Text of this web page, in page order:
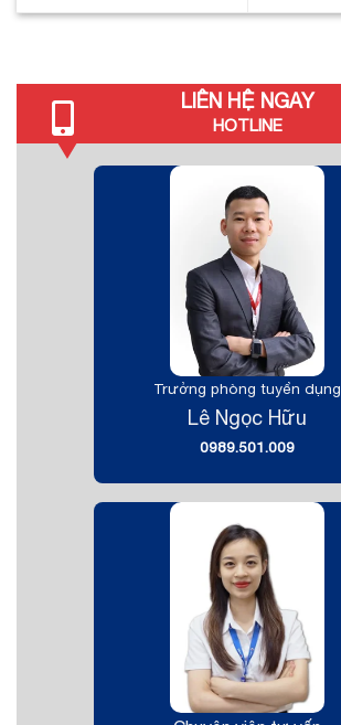
LIÊN HỆ NGAY
HOTLINE
Trưởng phòng tuyển dụng
Lê Ngọc Hữu
0989.501.009